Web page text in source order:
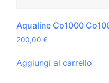
Aqualine Co1000
200,00€
Aggiungi al carrello